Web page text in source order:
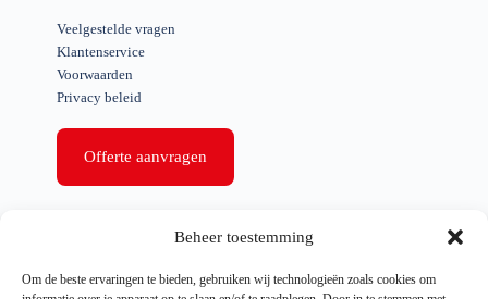
Beheer toestemming
Om de beste ervaringen te bieden, gebruiken wij technologieën zoals cookies om
Veelgestelde vragen
Klantenservice
Voorwaarden
Privacy beleid
Offerte aanvragen
Bedrijfs ontruiming